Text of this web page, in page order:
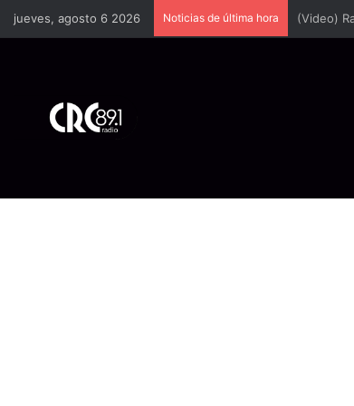
jueves, agosto 6 2026 Noticias de última hora